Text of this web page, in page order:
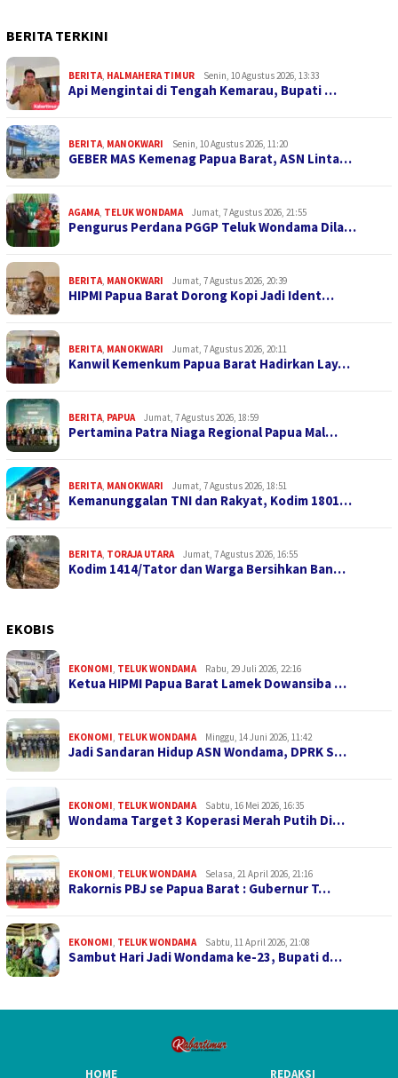
BERITA TERKINI
BERITA, HALMAHERA TIMUR Senin, 10 Agustus 2026, 13:33
Api Mengintai di Tengah Kemarau, Bupati …
BERITA, MANOKWARI Senin, 10 Agustus 2026, 11:20
GEBER MAS Kemenag Papua Barat, ASN Linta…
AGAMA, TELUK WONDAMA Jumat, 7 Agustus 2026, 21:55
Pengurus Perdana PGGP Teluk Wondama Dila…
BERITA, MANOKWARI Jumat, 7 Agustus 2026, 20:39
HIPMI Papua Barat Dorong Kopi Jadi Ident…
BERITA, MANOKWARI Jumat, 7 Agustus 2026, 20:11
Kanwil Kemenkum Papua Barat Hadirkan Lay…
BERITA, PAPUA Jumat, 7 Agustus 2026, 18:59
Pertamina Patra Niaga Regional Papua Mal…
BERITA, MANOKWARI Jumat, 7 Agustus 2026, 18:51
Kemanunggalan TNI dan Rakyat, Kodim 1801…
BERITA, TORAJA UTARA Jumat, 7 Agustus 2026, 16:55
Kodim 1414/Tator dan Warga Bersihkan Ban…
EKOBIS
EKONOMI, TELUK WONDAMA Rabu, 29 Juli 2026, 22:16
Ketua HIPMI Papua Barat Lamek Dowansiba …
EKONOMI, TELUK WONDAMA Minggu, 14 Juni 2026, 11:42
Jadi Sandaran Hidup ASN Wondama, DPRK S…
EKONOMI, TELUK WONDAMA Sabtu, 16 Mei 2026, 16:35
Wondama Target 3 Koperasi Merah Putih Di…
EKONOMI, TELUK WONDAMA Selasa, 21 April 2026, 21:16
Rakornis PBJ se Papua Barat : Gubernur T…
EKONOMI, TELUK WONDAMA Sabtu, 11 April 2026, 21:08
Sambut Hari Jadi Wondama ke-23, Bupati d…
HOME REDAKSI